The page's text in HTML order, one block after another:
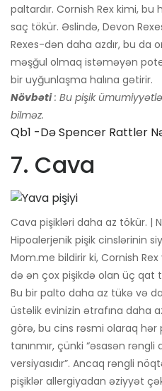
paltardır. Cornish Rex kimi, bu
saç tökür. Əslində, Devon
Rexes-dən daha azdır, bu da
məşğul olmaq istəməyən
bir uyğunlaşma halına gətirir.
Növbəti: Bu pişik
bilməz.
Qb1 -də Spencer Rattler
7. Cava
Cava pişikləri daha az tökür. |
Hipoalerjenik pişik cinslərinin
Mom.me bildirir ki, Cornish
də ən çox pişikdə olan üç qat
Bu bir palto daha az tükə və
üstəlik evinizin ətrafına daha
görə, bu cins rəsmi olaraq
tanınmır, çünki “əsasən rəngli
versiyasıdır”. Ancaq rəngli
pişiklər allergiyadan əziyyət